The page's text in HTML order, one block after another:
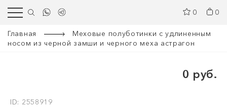
0 0
Главная
Меховые полуботинки с удлиненным
носом из черной замши и черного меха астрагон
0 руб.
ID: 2558919